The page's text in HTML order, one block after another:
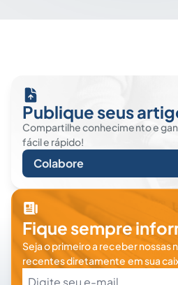
Publique seus
Compartilhe conhecimento e
fácil e rápido!
Colabore
Fique sempre
Seja o primeiro a receber nossas
recentes diretamente em sua